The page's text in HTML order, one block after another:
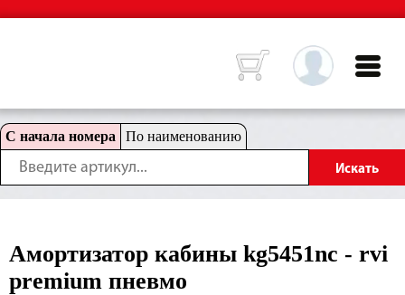
С начала номера По наименованию
Амортизатор кабины kg5451nc - rvi
premium пневмо